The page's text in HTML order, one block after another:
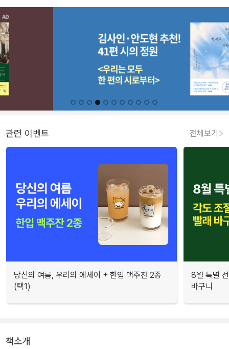
관련 이벤트 전체보기
당신의 여름, 우리의 에세이 + 한입 맥주잔 2종
(택1)
8월 특별
바구니
책소개